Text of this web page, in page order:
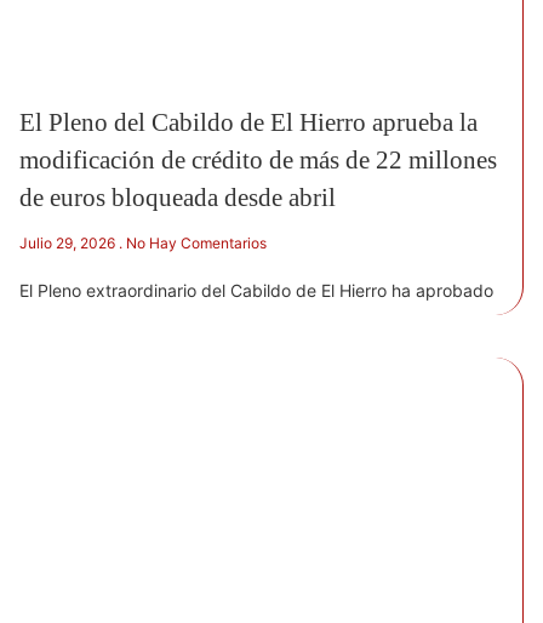
El Pleno del Cabildo de El Hierro aprueba la
modificación de crédito de más de 22 millones
de euros bloqueada desde abril
Julio 29, 2026 No Hay Comentarios
El Pleno extraordinario del Cabildo de El Hierro ha aprobado